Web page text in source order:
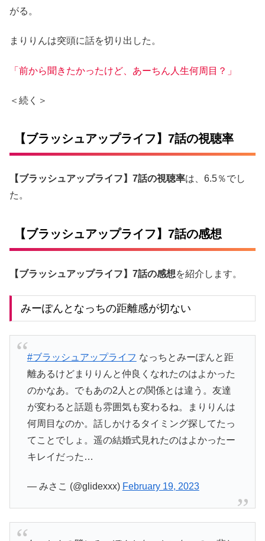
がる。
まりりんは突頭に話を切り出した。
「前から聞きたかったけど、あーちん人生何周目？」
＜続く＞
【ブラッシュアップライフ】7話の視聴率
【ブラッシュアップライフ】7話の視聴率は、6.5％でし
た。
【ブラッシュアップライフ】7話の感想
【ブラッシュアップライフ】7話の感想を紹介します。
みーぽんとなっちの距離感が切ない
#ブラッシュアップライフ なっちとみーぽんと距
離あるけどまりりんと仲良くなれたのはよかった
のかなあ。でもあの2人との関係とは違う。友達
が変わると話題も雰囲気も変わるね。まりりんは
何周目なのか。話しかけるタイミング探してたっ
てことでしょ。遥の結婚式見れたのはよかったー
キレイだった…
— みさこ (@glidexxx) February 19, 2023